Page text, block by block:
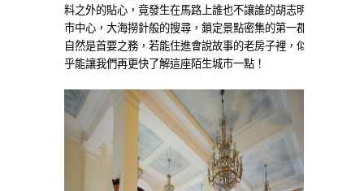
料之外的貼心，竟發生在馬路上誰也不讓誰的胡志明
市中心，大海撈針般的搜尋，鎖定景點密集的第一郡
自然是首要之務，若能住進會說故事的老房子裡，似
乎能讓我們再更快了解這座陌生城市一點！